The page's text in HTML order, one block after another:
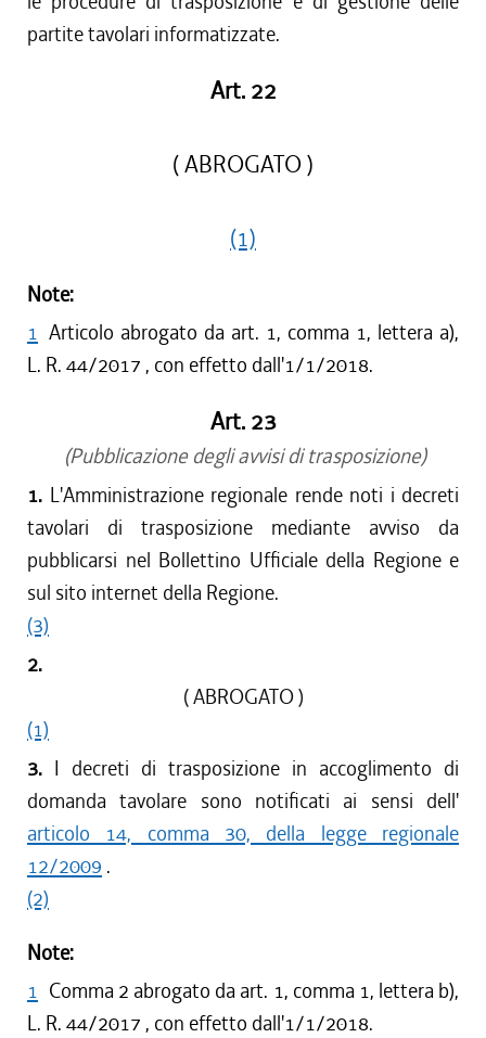
partite tavolari informatizzate.
Art. 22
( ABROGATO )
(1)
Note:
1 Articolo abrogato da art. 1, comma 1, lettera a),
L. R. 44/2017 , con effetto dall'1/1/2018.
Art. 23
(Pubblicazione degli avvisi di trasposizione)
1. L'Amministrazione regionale rende noti i decreti
tavolari di trasposizione mediante avviso da
pubblicarsi nel Bollettino Ufficiale della Regione e
sul sito internet della Regione.
(3)
2.
( ABROGATO )
(1)
3. I decreti di trasposizione in accoglimento di
domanda tavolare sono notificati ai sensi dell'
articolo 14, comma 30, della legge regionale
12/2009 .
(2)
Note:
1 Comma 2 abrogato da art. 1, comma 1, lettera b),
L. R. 44/2017 , con effetto dall'1/1/2018.